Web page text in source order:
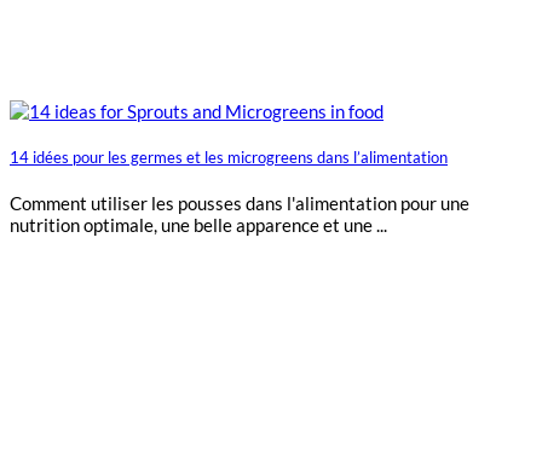
14 idées pour les germes et les microgreens dans l’alimentation
Comment utiliser les pousses dans l'alimentation pour une
nutrition optimale, une belle apparence et une ...